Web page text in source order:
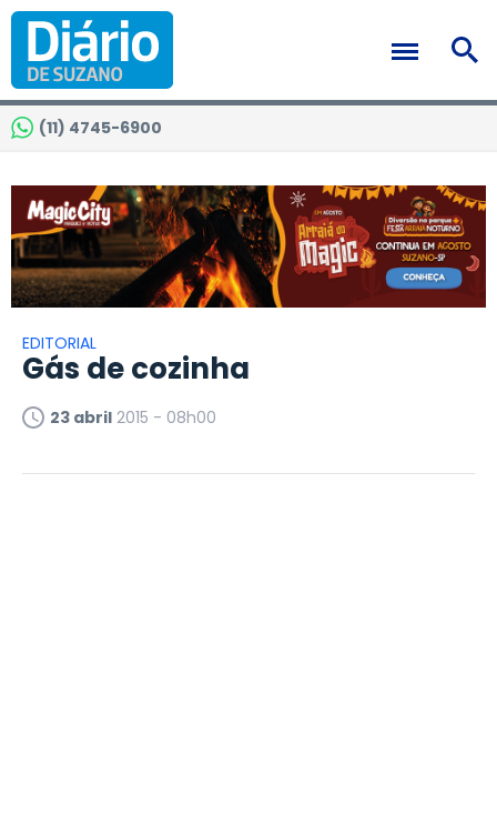
(11) 4745-6900
EDITORIAL
Gás de cozinha
23 abril 2015 - 08h00